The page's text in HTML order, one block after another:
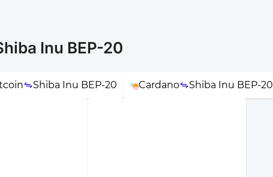
Inu BEP-20
Shiba Inu BEP-20 Cardano Shiba Inu BEP-20